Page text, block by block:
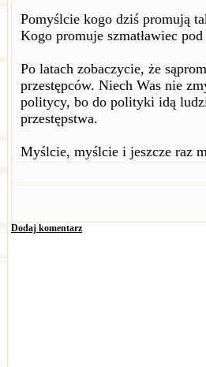
Pomyślcie kogo dziś promują
Kogo promuje szmatławiec
Po latach zobaczycie, że
przestępców. Niech Was nie
politycy, bo do polityki idą
przestępstwa.
Myślcie, myślcie i jeszcze raz
Dodaj komentarz